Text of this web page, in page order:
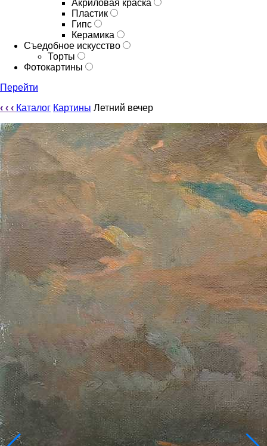
Акриловая краска
Пластик
Гипс
Керамика
Съедобное искусство
Торты
Фотокартины
Перейти
‹ ‹ ‹ Каталог Картины Летний вечер